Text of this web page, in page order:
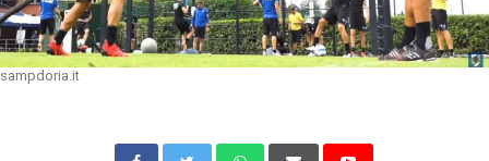
sampdoria.it